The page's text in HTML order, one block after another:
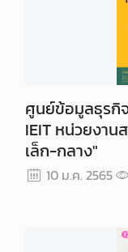
ศูนย์ข้อมูลธุรกิ
IEIT หน่วยงา
เล็ก-กลาง"
10 ม.ค. 2565